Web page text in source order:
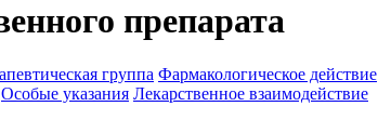
препарата
группа Фармакологическое действие
Особые указания Лекарственное взаимодействие